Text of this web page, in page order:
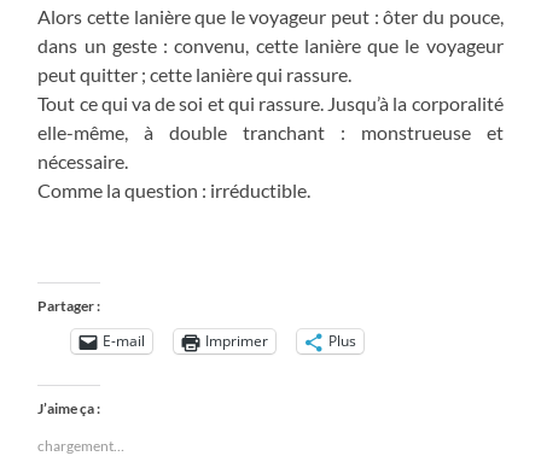
Alors cette lanière que le voyageur peut : ôter du pouce,
dans un geste : convenu, cette lanière que le voyageur
peut quitter ; cette lanière qui rassure.
Tout ce qui va de soi et qui rassure. Jusqu’à la corporalité
elle-même, à double tranchant : monstrueuse et
nécessaire.
Comme la question : irréductible.
Partager :
E-mail Imprimer Plus
J’aime ça :
chargement…